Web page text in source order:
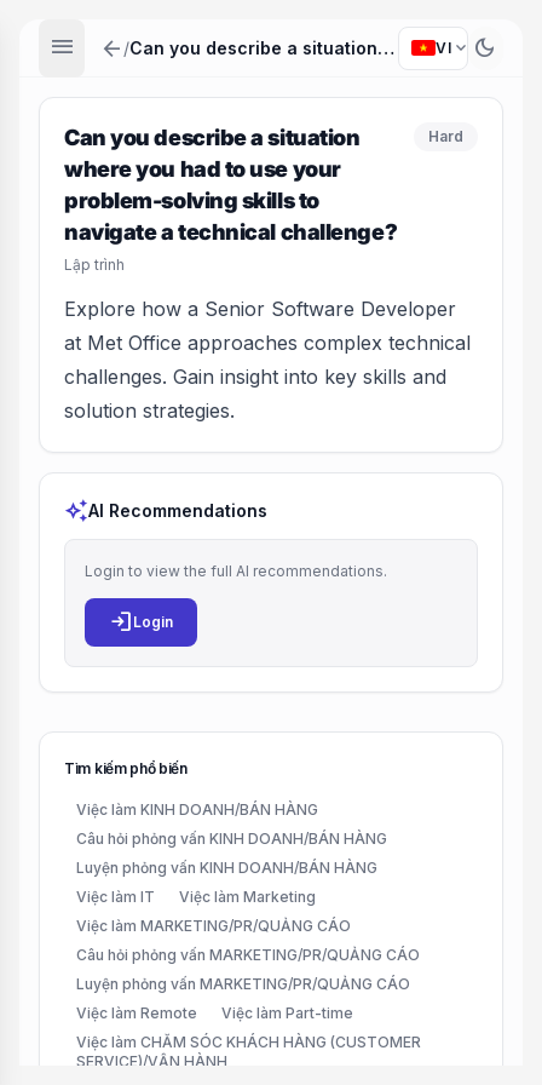
menu arrow_back / Can you describe a situation where you had to use your problem-solving skills to navigate a technical challenge? VI expand_more dark_mode
Can you describe a situation
where you had to use your
problem-solving skills to
navigate a technical challenge?
Lập trình
Hard
Explore how a Senior Software Developer
at Met Office approaches complex technical
challenges. Gain insight into key skills and
solution strategies.
auto_awesomeAI Recommendations
Login to view the full AI recommendations.
login Login
Tìm kiếm phổ biến
Việc làm KINH DOANH/BÁN HÀNG
Câu hỏi phỏng vấn KINH DOANH/BÁN HÀNG
Luyện phỏng vấn KINH DOANH/BÁN HÀNG
Việc làm IT
Việc làm Marketing
Việc làm MARKETING/PR/QUẢNG CÁO
Câu hỏi phỏng vấn MARKETING/PR/QUẢNG CÁO
Luyện phỏng vấn MARKETING/PR/QUẢNG CÁO
Việc làm Remote
Việc làm Part-time
Việc làm CHĂM SÓC KHÁCH HÀNG (CUSTOMER
SERVICE)/VẬN HÀNH